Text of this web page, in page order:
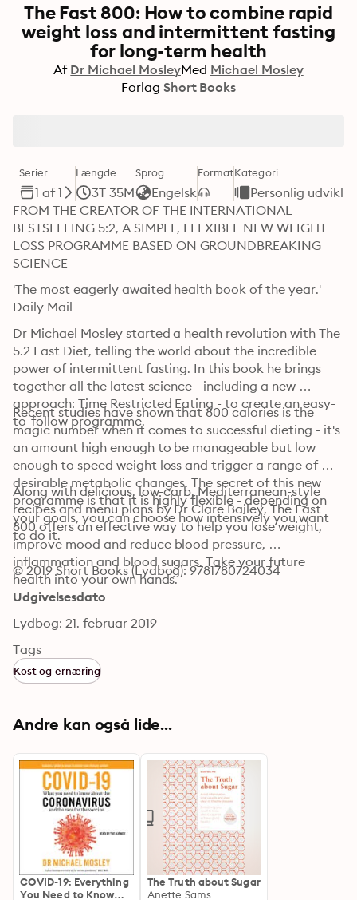
The Fast 800: How to combine rapid
weight loss and intermittent fasting
for long-term health
Af Dr Michael MosleyMed Michael Mosley
Forlag Short Books
Serier
1 af 1
Længde
3T 35M
Sprog
Engelsk
FormatKategori
Personlig
FROM THE CREATOR OF THE INTERNATIONAL
BESTSELLING 5:2, A SIMPLE, FLEXIBLE NEW WEIGHT
LOSS PROGRAMME BASED ON GROUNDBREAKING
SCIENCE
'The most eagerly awaited health book of the year.'
Daily Mail
Dr Michael Mosley started a health revolution with The
5.2 Fast Diet, telling the world about the incredible
power of intermittent fasting. In this book he brings
together all the latest science - including a new
approach: Time Restricted Eating - to create an easy-
to-follow programme.
Recent studies have shown that 800 calories is the
magic number when it comes to successful dieting - it's
an amount high enough to be manageable but low
enough to speed weight loss and trigger a range of
desirable metabolic changes. The secret of this new
programme is that it is highly flexible - depending on
your goals, you can choose how intensively you want
to do it.
Along with delicious, low-carb, Mediterranean-style
recipes and menu plans by Dr Clare Bailey, The Fast
800 offers an effective way to help you lose weight,
improve mood and reduce blood pressure,
inflammation and blood sugars. Take your future
health into your own hands.
© 2019 Short Books (Lydbog): 9781780724034
Udgivelsesdato
Lydbog: 21. februar 2019
Tags
Kost og ernæring
Andre kan også lide...
COVID-19: Everything
You Need to Know
The Truth about Sugar
Anette Sams